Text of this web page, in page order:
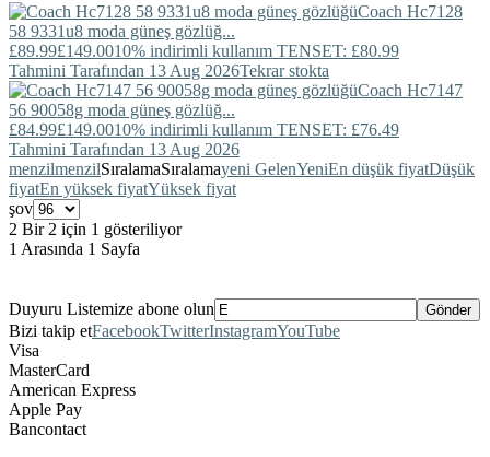
Coach Hc7128
58 9331u8 moda güneş gözlüğ...
£89.99£149.0010% indirimli kullanım TENSET: £80.99
Tahmini Tarafından 13 Aug 2026Tekrar stokta
Coach Hc7147
56 90058g moda güneş gözlüğ...
£84.99£149.0010% indirimli kullanım TENSET: £76.49
Tahmini Tarafından 13 Aug 2026
menzilmenzilSıralamaSıralamayeni GelenYeniEn düşük fiyatDüşük
fiyatEn yüksek fiyatYüksek fiyat
şov
2 Bir 2 için 1 gösteriliyor
1 Arasında 1 Sayfa
Duyuru Listemize abone olun
Bizi takip etFacebookTwitterInstagramYouTube
Visa
MasterCard
American Express
Apple Pay
Bancontact